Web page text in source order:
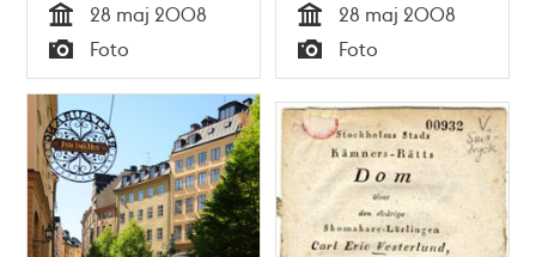
Tid
28 maj 2008
Typ
Foto Tid
28 maj 2008
Typ
Foto